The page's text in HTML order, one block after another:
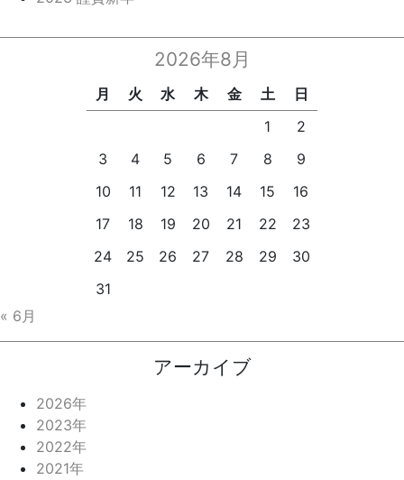
2026年8月
月 火 水 木 金 土
日
1
2
3
4 5 6 7 8
9
10
11 12 13 14 15
16
17
18 19 20 21 22
23
24
25 26 27 28 29
30
31
« 6月
アーカイブ
2026年
2023年
2022年
2021年